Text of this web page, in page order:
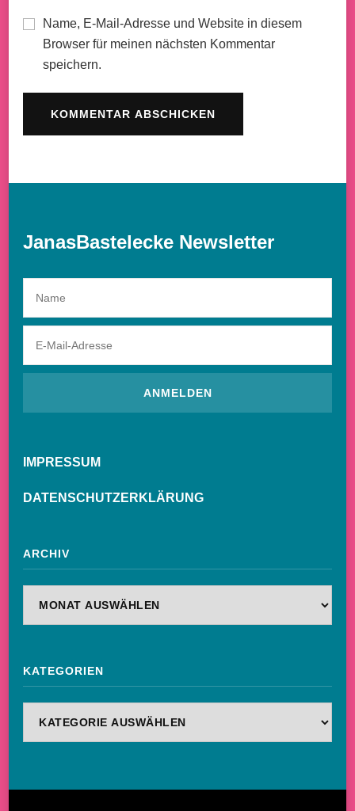
Name, E-Mail-Adresse und Website in diesem
Browser für meinen nächsten Kommentar
speichern.
JanasBastelecke Newsletter
IMPRESSUM
DATENSCHUTZERKLÄRUNG
ARCHIV
KATEGORIEN